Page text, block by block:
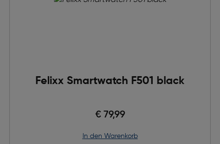
Felixx Smartwatch F501 black
€ 79,99
in den Warenkorb